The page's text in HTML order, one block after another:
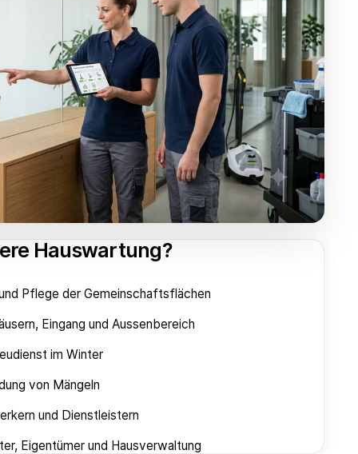
Hauswartung?
Pflege der Gemeinschaftsflächen
Eingang und Aussenbereich
im Winter
von Mängeln
und Dienstleistern
Eigentümer und Hausverwaltung